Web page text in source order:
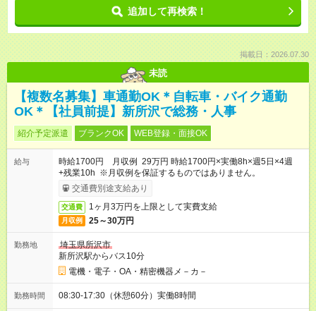
追加して再検索！
掲載日：2026.07.30
未読
【複数名募集】車通勤OK＊自転車・バイク通勤
OK＊【社員前提】新所沢で総務・人事
紹介予定派遣 ブランクOK WEB登録・面接OK
給与
時給1700円 月収例 29万円 時給1700円×実働8h×週5日×4週
+残業10h ※月収例を保証するものではありません。
交通費別途支給あり
交通費 1ヶ月3万円を上限として実費支給
月収例 25～30万円
勤務地
埼玉県所沢市
新所沢駅からバス10分
電機・電子・OA・精密機器メ－カ－
勤務時間 08:30-17:30（休憩60分）実働8時間